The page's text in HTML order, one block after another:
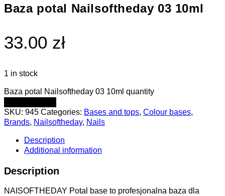
Baza potal Nailsoftheday 03 10ml
33.00 zł
1 in stock
Baza potal Nailsoftheday 03 10ml quantity
SKU: 945 Categories: Bases and tops, Colour bases,
Brands, Nailsoftheday, Nails
Description
Additional information
Description
NAISOFTHEDAY Potal base to profesjonalna baza dla